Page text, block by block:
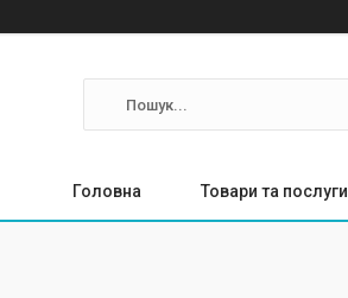
Головна Товари та послуги